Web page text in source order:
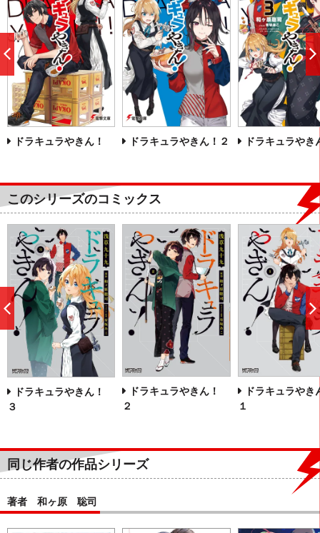
ドラキュラやきん！ ドラキュラやきん！２ ドラキュラやき
へ
このシリーズのコミックス
ドラキュラやきん！
３
ドラキュラやきん！
２
ドラキュラや
１
へ
同じ作者の作品シリーズ
著者 和ヶ原 聡司